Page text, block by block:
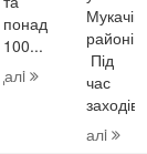
понад
100...
районі.
Під
час
заходів...
Читати далi